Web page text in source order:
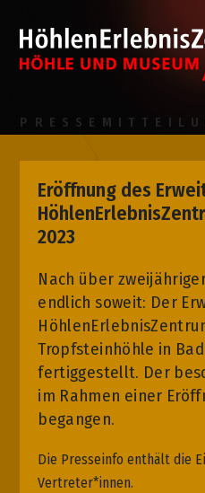
Eröffnung des
2023
Nach über
endlich soweit: Der
Tropfsteinhöhle in
fertiggestellt. Der
im Rahmen einer
begangen.
Die Presseinfo enthält die
Vertreter*innen.